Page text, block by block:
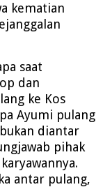
kematian
saat
dan
ke Kos
Ayumi pulang
diantar
pihak
antar pulang,